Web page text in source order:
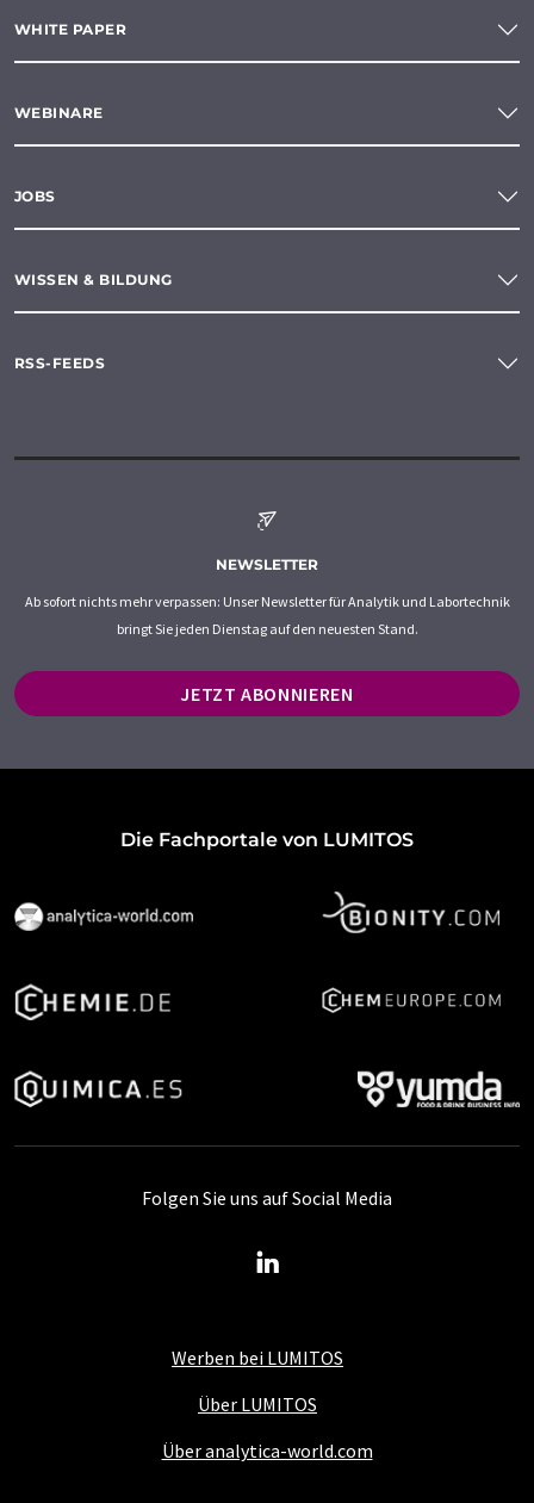
WHITE PAPER
WEBINARE
JOBS
WISSEN & BILDUNG
RSS-FEEDS
NEWSLETTER
Ab sofort nichts mehr verpassen: Unser Newsletter für Analytik und Labortechnik
bringt Sie jeden Dienstag auf den neuesten Stand.
JETZT ABONNIEREN
Die Fachportale von LUMITOS
Werben bei LUMITOS
Über LUMITOS
Über analytica-world.com
Folgen Sie uns auf Social Media